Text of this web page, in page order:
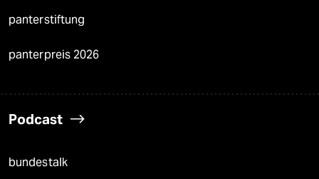
panterstiftung
panterpreis 2026
Podcast
bundestalk